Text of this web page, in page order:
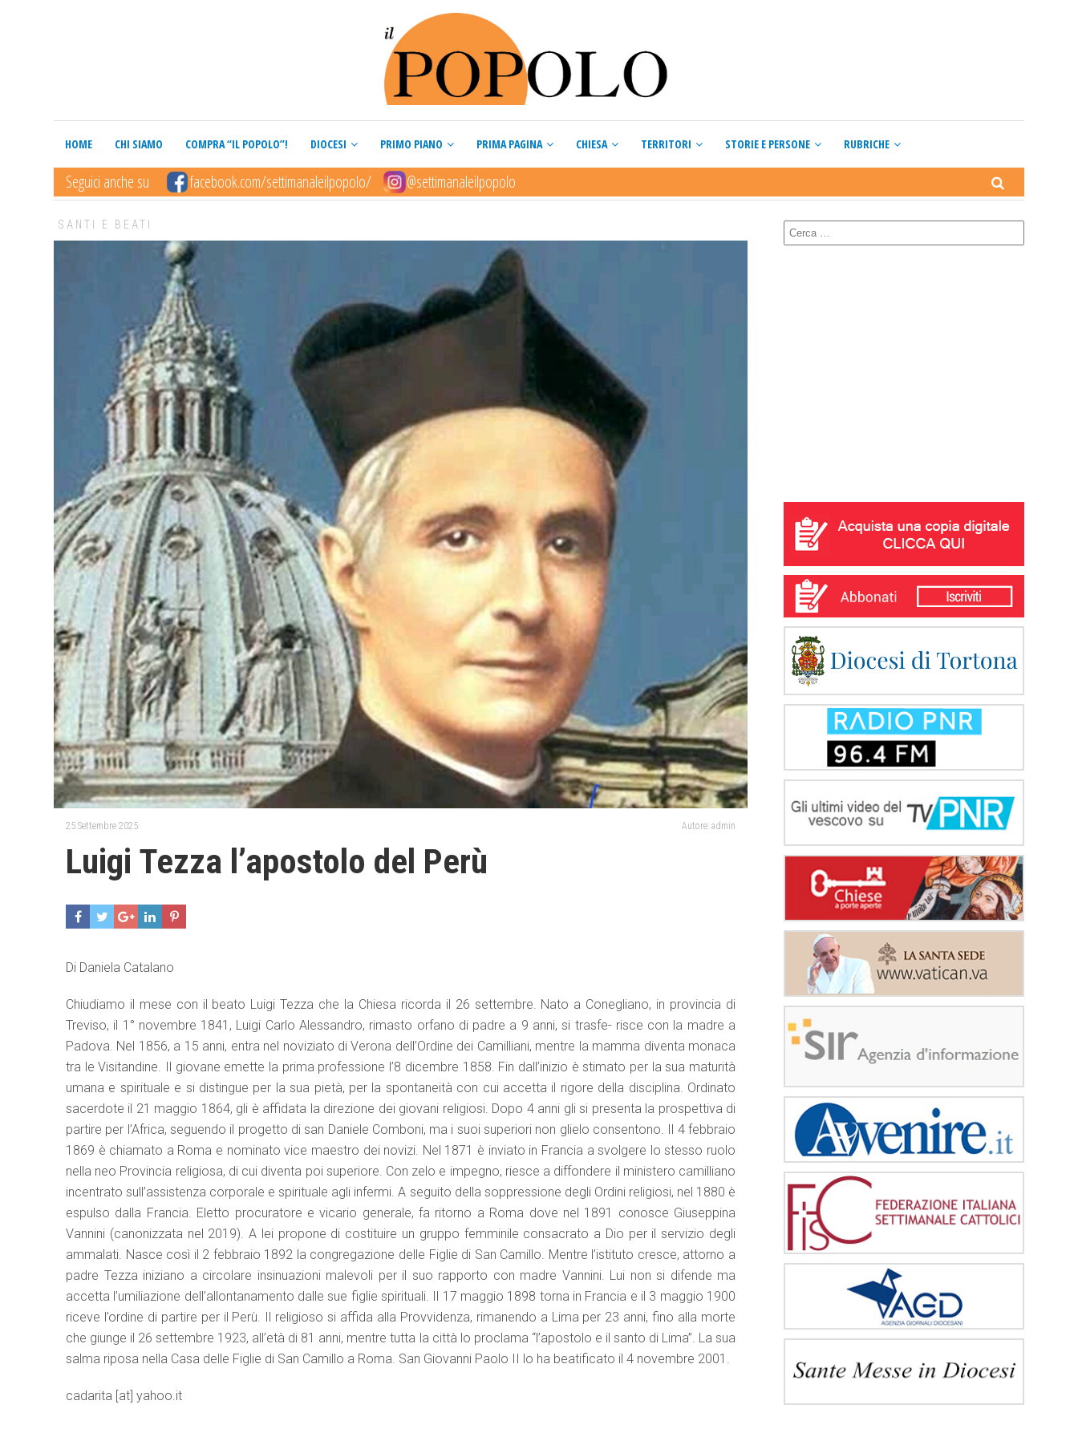
HOME CHI SIAMO COMPRA “IL POPOLO”! DIOCESI PRIMO PIANO PRIMA PAGINA CHIESA TERRITORI STORIE E PERSONE RUBRICHE
Seguici anche su facebook.com/settimanaleilpopolo/ @settimanaleilpopolo
SANTI E BEATI
25 Settembre 2025 Autore: admin
Luigi Tezza l’apostolo del Perù
Di Daniela Catalano
Chiudiamo il mese con il beato Luigi Tezza che la Chiesa ricorda il 26 settembre. Nato a Conegliano, in provincia di
Treviso, il 1° novembre 1841, Luigi Carlo Alessandro, rimasto orfano di padre a 9 anni, si trasfe- risce con la madre a
Padova. Nel 1856, a 15 anni, entra nel noviziato di Verona dell’Ordine dei Camilliani, mentre la mamma diventa monaca
tra le Visitandine. Il giovane emette la prima professione l’8 dicembre 1858. Fin dall’inizio è stimato per la sua maturità
umana e spirituale e si distingue per la sua pietà, per la spontaneità con cui accetta il rigore della disciplina. Ordinato
sacerdote il 21 maggio 1864, gli è affidata la direzione dei giovani religiosi. Dopo 4 anni gli si presenta la prospettiva di
partire per l’Africa, seguendo il progetto di san Daniele Comboni, ma i suoi superiori non glielo consentono. Il 4 febbraio
1869 è chiamato a Roma e nominato vice maestro dei novizi. Nel 1871 è inviato in Francia a svolgere lo stesso ruolo
nella neo Provincia religiosa, di cui diventa poi superiore. Con zelo e impegno, riesce a diffondere il ministero camilliano
incentrato sull’assistenza corporale e spirituale agli infermi. A seguito della soppressione degli Ordini religiosi, nel 1880 è
espulso dalla Francia. Eletto procuratore e vicario generale, fa ritorno a Roma dove nel 1891 conosce Giuseppina
Vannini (canonizzata nel 2019). A lei propone di costituire un gruppo femminile consacrato a Dio per il servizio degli
ammalati. Nasce così il 2 febbraio 1892 la congregazione delle Figlie di San Camillo. Mentre l’istituto cresce, attorno a
padre Tezza iniziano a circolare insinuazioni malevoli per il suo rapporto con madre Vannini. Lui non si difende ma
accetta l’umiliazione dell’allontanamento dalle sue figlie spirituali. Il 17 maggio 1898 torna in Francia e il 3 maggio 1900
riceve l’ordine di partire per il Perù. Il religioso si affida alla Provvidenza, rimanendo a Lima per 23 anni, fino alla morte
che giunge il 26 settembre 1923, all’età di 81 anni, mentre tutta la città lo proclama “l’apostolo e il santo di Lima”. La sua
salma riposa nella Casa delle Figlie di San Camillo a Roma. San Giovanni Paolo II lo ha beatificato il 4 novembre 2001.
cadarita [at] yahoo.it